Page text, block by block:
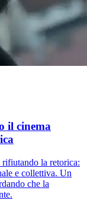
il cinema
la retorica:
e collettiva. Un
che la